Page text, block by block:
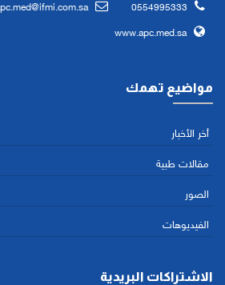
0554995333
www.apc.med.sa
مواضيع تهمك
أخر الأخبار
مقالات طبية
الصور
الفيديوهات
الاشتراكات البريدية